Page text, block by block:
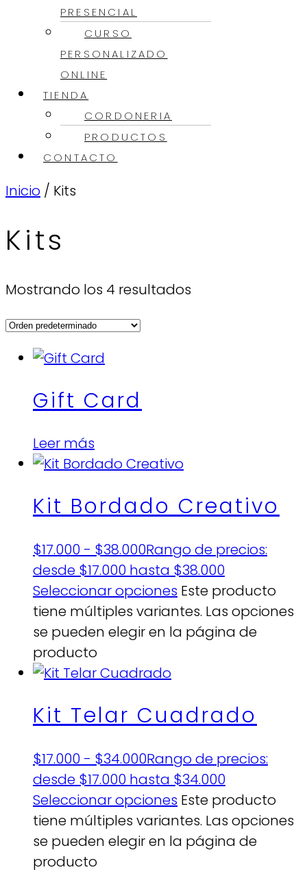
PRESENCIAL
CURSO
PERSONALIZADO
ONLINE
TIENDA
CORDONERIA
PRODUCTOS
CONTACTO
Inicio / Kits
Kits
Mostrando los 4 resultados
Gift Card
Leer más
Kit Bordado Creativo
$17.000 - $38.000Rango de precios:
desde $17.000 hasta $38.000
Seleccionar opciones Este producto
tiene múltiples variantes. Las opciones
se pueden elegir en la página de
producto
Kit Telar Cuadrado
$17.000 - $34.000Rango de precios:
desde $17.000 hasta $34.000
Seleccionar opciones Este producto
tiene múltiples variantes. Las opciones
se pueden elegir en la página de
producto